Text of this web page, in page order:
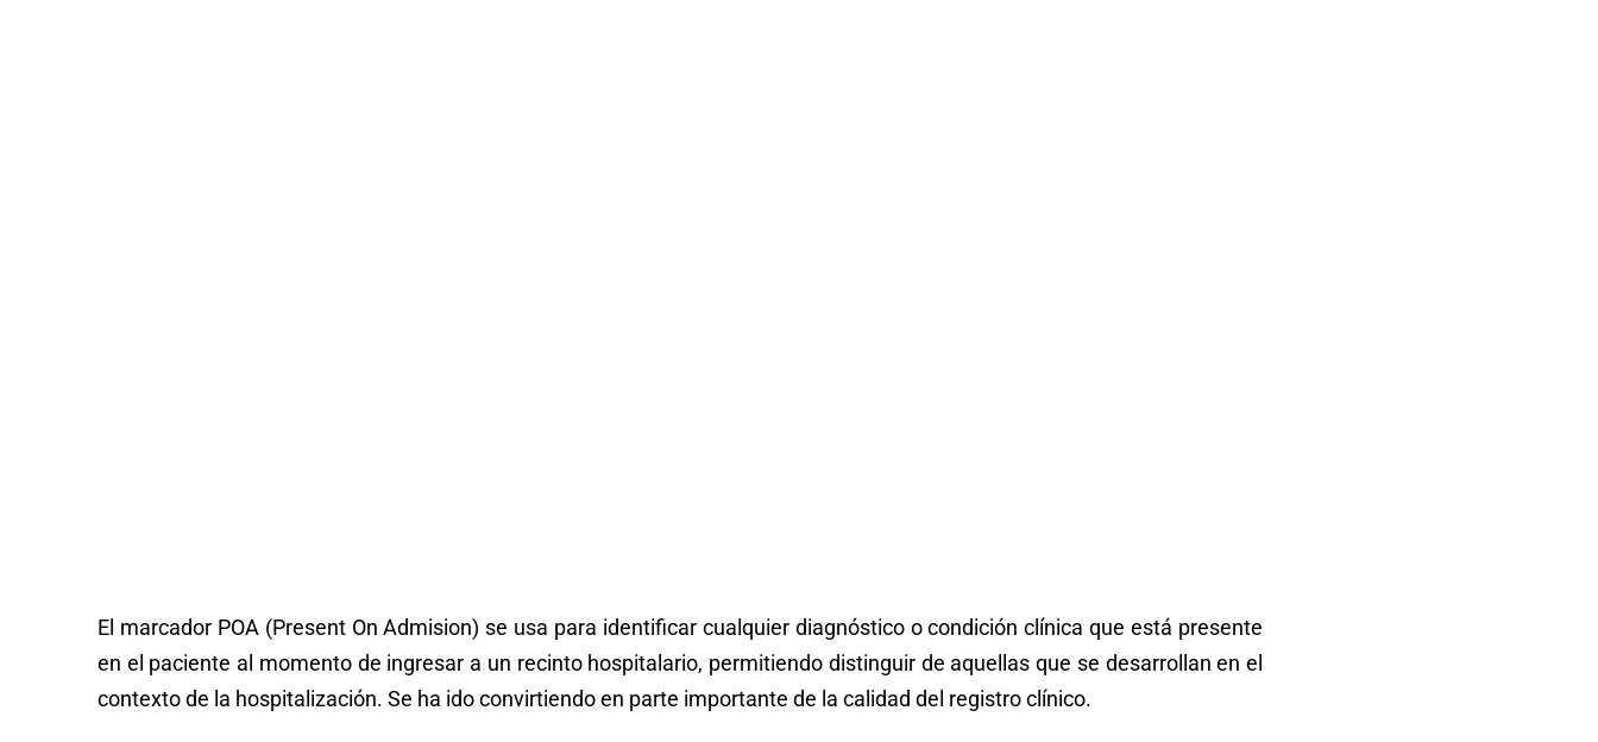
El marcador POA (Present On Admision) se usa para identificar cualquier diagnóstico o condición clínica que está presente
en el paciente al momento de ingresar a un recinto hospitalario, permitiendo distinguir de aquellas que se desarrollan en el
contexto de la hospitalización. Se ha ido convirtiendo en parte importante de la calidad del registro clínico.